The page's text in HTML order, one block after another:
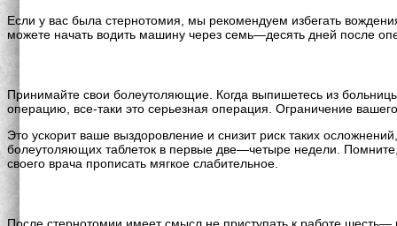
Если у вас была стернотомия, мы рекомендуем избегать
можете начать водить машину через семь—десять дней после
Принимайте свои болеутоляющие. Когда выпишетесь из
операцию, все-таки это серьезная операция. Ограничение
Это ускорит ваше выздоровление и снизит риск таких
болеутоляющих таблеток в первые две—четыре недели. Помните,
своего врача прописать мягкое слабительное.